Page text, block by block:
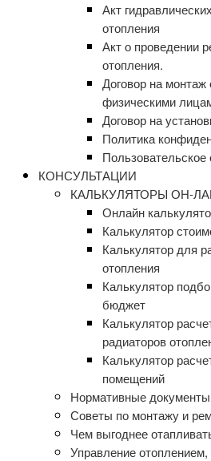
Акт
отопления
Акт о проведении
отопления.
Договор на
физическими
Договор на
Политика
КОНСУЛЬТАЦИИ
КАЛЬКУЛЯТОРЫ ОН-
Онлайн
Калькулятор
Калькулятор для
отопления
Калькулятор
бюджет
Калькулятор
радиаторов
Калькулятор
помещений
Нормативные
Советы по монтажу и
Чем выгоднее
Управление отоплением,